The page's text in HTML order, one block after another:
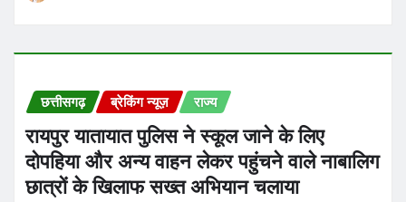
छत्तीसगढ़ ब्रेकिंग न्यूज़ राज्य
रायपुर यातायात पुलिस ने स्कूल जाने के लिए
दोपहिया और अन्य वाहन लेकर पहुंचने वाले नाबालिग
छात्रों के खिलाफ सख्त अभियान चलाया